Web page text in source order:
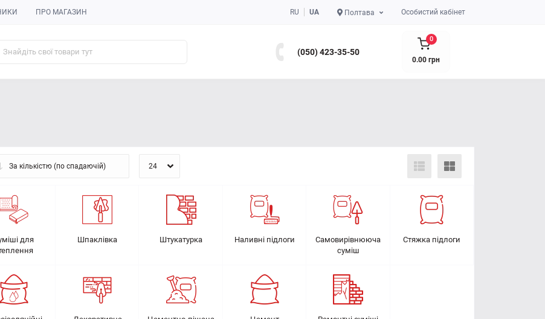
ПРО МАГАЗИН RU UA Полтава Особистий кабінет
(050) 423-35-50
0
0.00 грн
для
Шпаклівка Штукатурка Наливні підлоги
Самовирівнююча
суміш
Стяжка підлоги